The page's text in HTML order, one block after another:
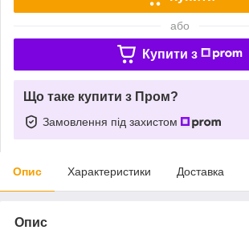
або
Купити з
Що таке купити з Пром?
Замовлення під захистом
Опис Характеристики Доставка
Опис